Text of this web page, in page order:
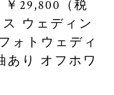
￥29,800（税
ウェディン
ォトウェディ
あり オフホワ